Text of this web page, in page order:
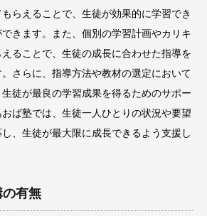
らえることで、生徒が効果的に学習でき
きます。また、個別の学習計画やカリキ
ることで、生徒の成長に合わせた指導を
さらに、指導方法や教材の選定において
徒が最良の学習成果を得るためのサポー
おば塾では、生徒一人ひとりの状況や要望
、生徒が最大限に成長できるよう支援し
有無